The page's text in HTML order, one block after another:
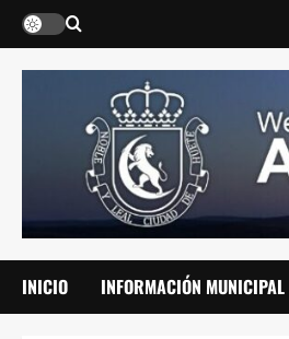
Saltar
contenido
INICIO INFORMACIÓN MUNICIPAL